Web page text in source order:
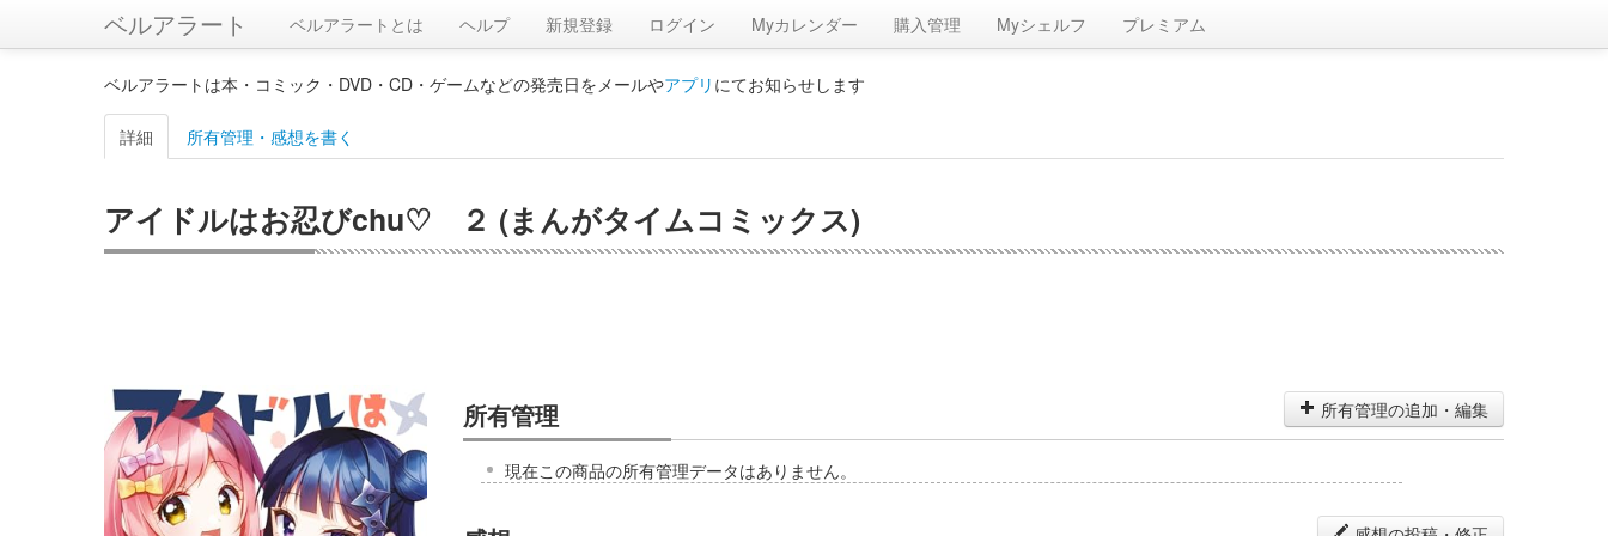
ベルアラート ベルアラートとは ヘルプ 新規登録 ログイン Myカレンダー 購入管理 Myシェルフ プレミアム
ベルアラートは本・コミック・DVD・CD・ゲームなどの発売日をメールやアプリ にてお知らせします
詳細 所有管理・感想を書く
アイドルはお忍びchu♡ ２ (まんがタイムコミックス)
所有管理 所有管理の追加・編集
現在この商品の所有管理データはありません。